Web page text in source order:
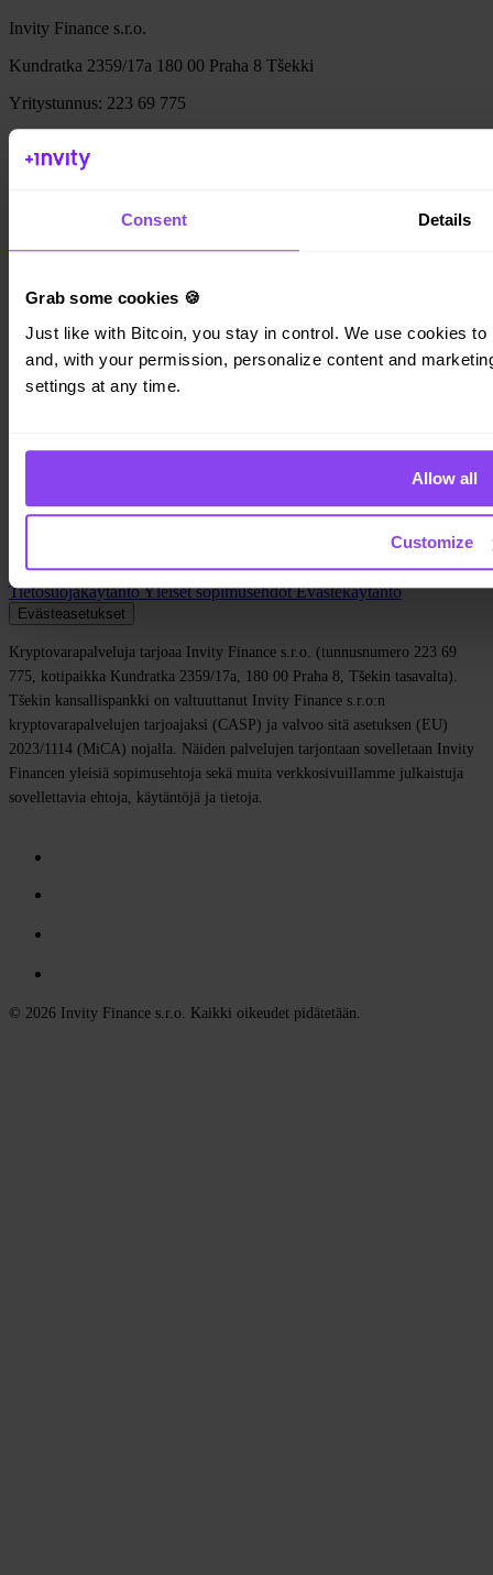
Consent Details
Grab some cookies 🍪
Just like with Bitcoin, you stay in control. We use cookies
and, with your permission, personalize content and
settings at any time.
Allow all
Customize
Invity Finance s.r.o.
Kundratka 2359/17a 180 00 Praha 8 Tšekki
Yritystunnus: 223 69 775
Henkilökohtainen
Lainat
Ansaitse Bitcoinia
Private
Company
Lakitiedot
Affiliate
TietosuojakäytäntöYleiset sopimusehdotEvästekäytäntö
Evästeasetukset
Kryptovarapalveluja tarjoaa Invity Finance s.r.o. (tunnusnumero 223 69
775, kotipaikka Kundratka 2359/17a, 180 00 Praha 8, Tšekin tasavalta).
Tšekin kansallispankki on valtuuttanut Invity Finance s.r.o:n
kryptovarapalvelujen tarjoajaksi (CASP) ja valvoo sitä asetuksen (EU)
2023/1114 (MiCA) nojalla. Näiden palvelujen tarjontaan sovelletaan Invity
Financen yleisiä sopimusehtoja sekä muita verkkosivuillamme julkaistuja
sovellettavia ehtoja, käytäntöjä ja tietoja.
© 2026 Invity Finance s.r.o. Kaikki oikeudet pidätetään.